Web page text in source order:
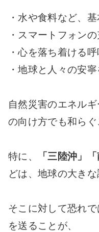
・水や食料など、
・スマートフォン
・心を落ち着ける
・地球と人々の安
自然災害のエネル
の向け方でも和らぐ
特に、 「三陸沖」
どは、地球の大きな
そこに対して恐れ
を送ることが、